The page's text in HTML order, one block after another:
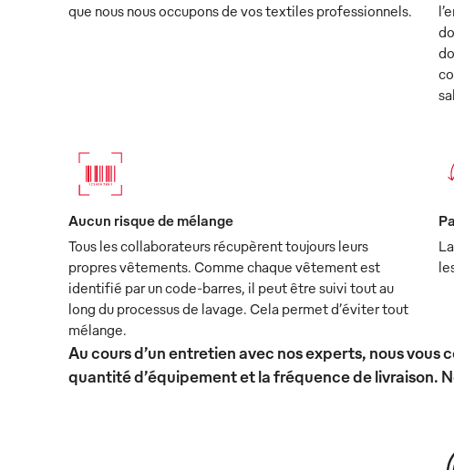
que nous nous occupons de vos textiles professionnels.
Aucun risque de mélange
Tous les collaborateurs récupèrent toujours leurs
propres vêtements. Comme chaque vêtement est
identifié par un code-barres, il peut être suivi tout au
long du processus de lavage. Cela permet d’éviter tout
mélange.
Au cours d’un entretien avec nos experts, nous vous
quantité d’équipement et la fréquence de livraison.